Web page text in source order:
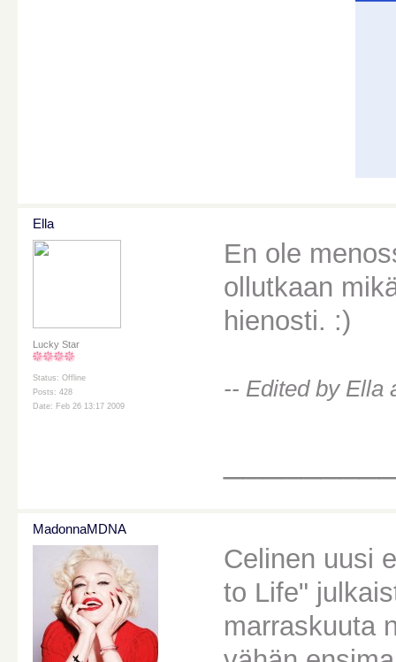
Ella
Lucky Star
Status: Offline
Posts: 428
Date: Feb 26 13:17 2009
En ole
ollutkaan
hienosti. :)
-- Edited by Ella
MadonnaMDNA
Celinen uusi
to Life"
marraskuuta